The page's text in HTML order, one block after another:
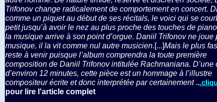
Trifonov change radicalement de comportement en concert.
comme un piquet au début de ses récitals, le voici qui se
petit jusqu’à avoir le nez au plus proche des touches de
la musique arrive à son point d’orgue. Daniil Trifonov ne joue
musique, il la vit comme nul autre musicien.[...]Mais le plus
reste à venir puisque l’album comprendra la toute première
composition de Daniil Trifonov intitulée Rachmaniana. D’une
d’environ 12 minutes, cette pièce est un hommage à l’illustre
compositeur écrite et donc interprétée par certainement ..
pour lire l'article complet